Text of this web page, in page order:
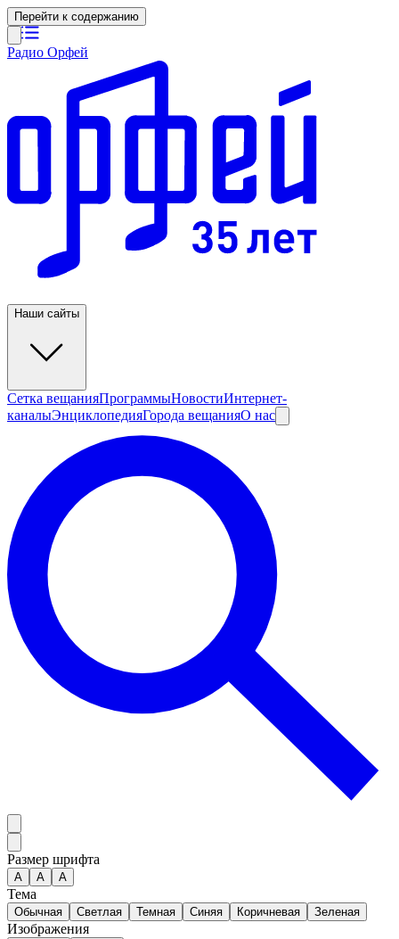
Перейти к содержанию
Радио Орфей
Наши сайты
Сетка вещанияПрограммыНовостиИнтернет-
каналыЭнциклопедияГорода вещанияО нас
Размер шрифта
А A A
Тема
Обычная Светлая Темная Синяя Коричневая Зеленая
Изображения